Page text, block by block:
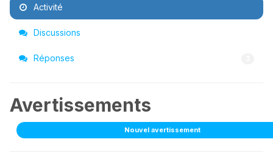
Activité
Discussions
Réponses
Avertissements
Nouvel avertissement